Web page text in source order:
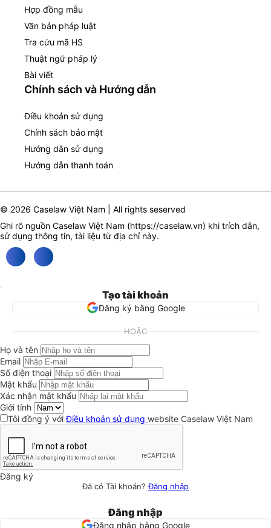
Hợp đồng mẫu
Văn bản pháp luật
Tra cứu mã HS
Thuật ngữ pháp lý
Bài viết
Chính sách và Hướng dẫn
Điều khoản sử dụng
Chính sách bảo mật
Hướng dẫn sử dụng
Hướng dẫn thanh toán
© 2026 Caselaw Việt Nam | All rights seserved
Ghi rõ nguồn Caselaw Việt Nam (https://caselaw.vn) khi trích dẫn,
sử dụng thông tin, tài liệu từ địa chỉ này.
Tạo tài khoản
Đăng ký bằng Google
HOẶC
Họ và tên
Email
Số điện thoại
Mật khẩu
Xác nhận mật khẩu
Giới tính
Tôi đồng ý vớiĐiều khoản sử dụng website Caselaw Việt Nam
Đăng ký
Đã có Tài khoản?Đăng nhập
Đăng nhập
Đăng nhập bằng Google